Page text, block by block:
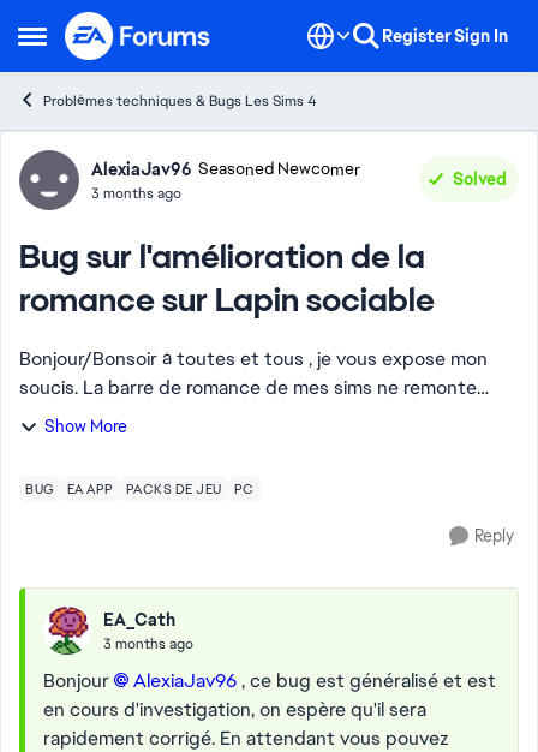
Open Side Menu
Skip to content RegisterSign In
Problèmes techniques & Bugs Les Sims 4
Forum Discussion
AlexiaJav96 Seasoned Newcomer
3 months ago
Solved
Bug sur l'amélioration de la
romance sur Lapin sociable
Bonjour/Bonsoir à toutes et tous , je vous expose mon
soucis. La barre de romance de mes sims ne remonte
jamais lorsque j'utilise l'envoie de message romantique
Show More
BUG EA APP PACKS DE JEU PC
Reply
EA_Cath
3 months ago
Bonjour AlexiaJav96​, ce bug est généralisé et est
en cours d'investigation, on espère qu'il sera
rapidement corrigé. En attendant vous pouvez